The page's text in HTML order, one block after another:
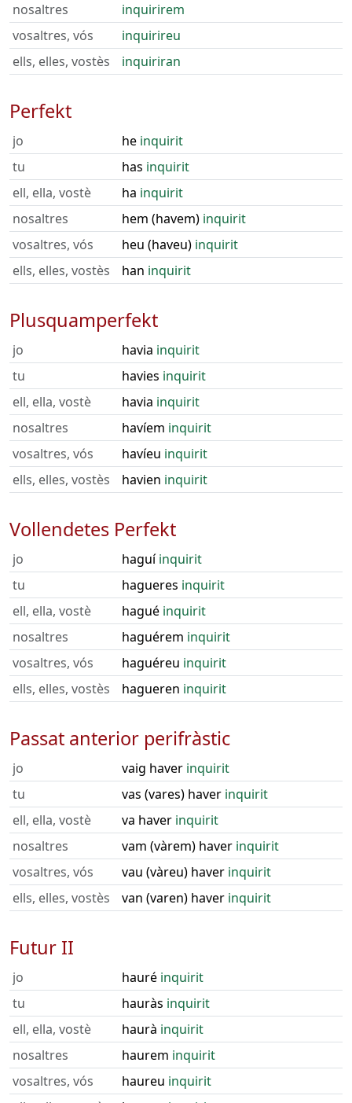
nosaltres
inquirirem
vosaltres, vós
inquirireu
ells, elles, vostès
inquiriran
Perfekt
jo he inquirit
tu
has inquirit
ell, ella, vostè
ha inquirit
nosaltres
hem (havem) inquirit
vosaltres, vós
heu (haveu) inquirit
ells, elles, vostès
han inquirit
Plusquamperfekt
jo havia inquirit
tu
havies inquirit
ell, ella, vostè
havia inquirit
nosaltres
havíem inquirit
vosaltres, vós
havíeu inquirit
ells, elles, vostès
havien inquirit
Vollendetes Perfekt
jo haguíinquirit
tu
hagueres inquirit
ell, ella, vostè
hagué inquirit
nosaltres
haguérem inquirit
vosaltres, vós
haguéreu inquirit
ells, elles, vostès
hagueren inquirit
Passat anterior perifràstic
jo vaig haver inquirit
tu
vas (vares) haver inquirit
ell, ella, vostè
va haver inquirit
nosaltres
vam (vàrem) haver inquirit
vosaltres, vós
vau (vàreu) haver inquirit
ells, elles, vostès
van (varen) haver inquirit
Futur II
jo hauré inquirit
tu
hauràs inquirit
ell, ella, vostè
haurà inquirit
nosaltres
haurem inquirit
vosaltres, vós
haureu inquirit